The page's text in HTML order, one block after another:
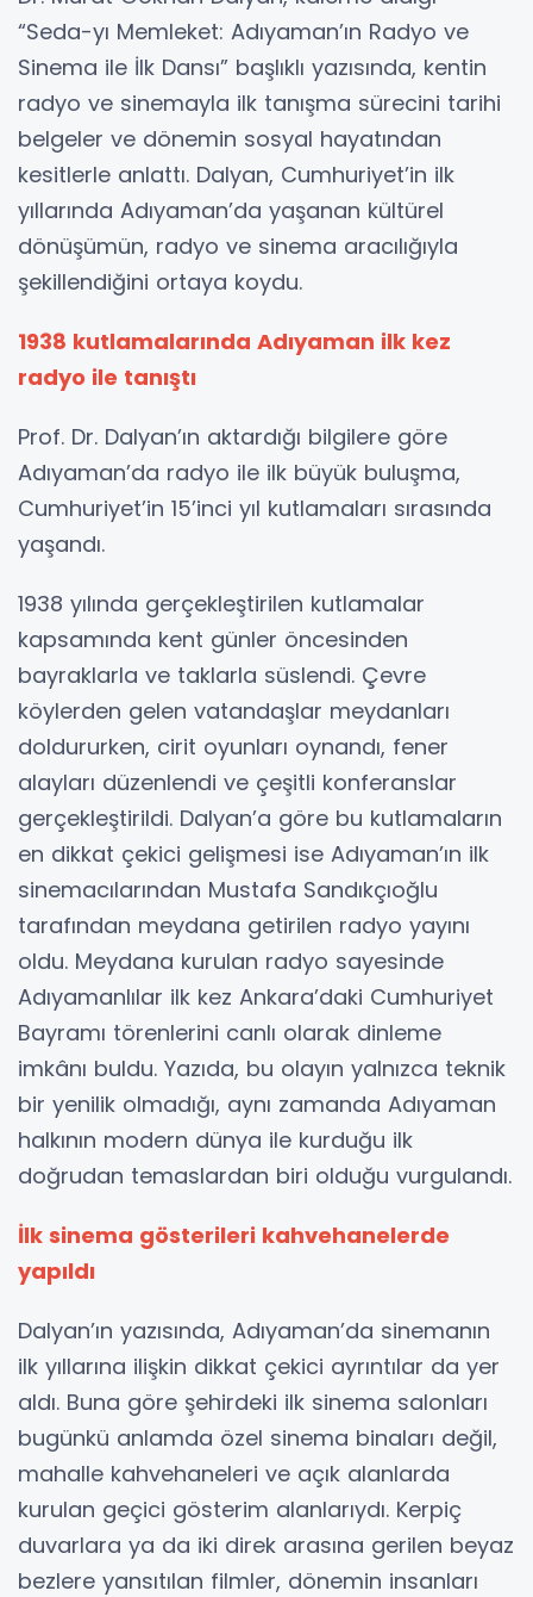
“Seda-yı Memleket: Adıyaman’ın Radyo ve
Sinema ile İlk Dansı” başlıklı yazısında, kentin
radyo ve sinemayla ilk tanışma sürecini tarihi
belgeler ve dönemin sosyal hayatından
kesitlerle anlattı. Dalyan, Cumhuriyet’in ilk
yıllarında Adıyaman’da yaşanan kültürel
dönüşümün, radyo ve sinema aracılığıyla
şekillendiğini ortaya koydu.
1938 kutlamalarında Adıyaman ilk kez
radyo ile tanıştı
Prof. Dr. Dalyan’ın aktardığı bilgilere göre
Adıyaman’da radyo ile ilk büyük buluşma,
Cumhuriyet’in 15’inci yıl kutlamaları sırasında
yaşandı.
1938 yılında gerçekleştirilen kutlamalar
kapsamında kent günler öncesinden
bayraklarla ve taklarla süslendi. Çevre
köylerden gelen vatandaşlar meydanları
doldururken, cirit oyunları oynandı, fener
alayları düzenlendi ve çeşitli konferanslar
gerçekleştirildi. Dalyan’a göre bu kutlamaların
en dikkat çekici gelişmesi ise Adıyaman’ın ilk
sinemacılarından Mustafa Sandıkçıoğlu
tarafından meydana getirilen radyo yayını
oldu. Meydana kurulan radyo sayesinde
Adıyamanlılar ilk kez Ankara’daki Cumhuriyet
Bayramı törenlerini canlı olarak dinleme
imkânı buldu. Yazıda, bu olayın yalnızca teknik
bir yenilik olmadığı, aynı zamanda Adıyaman
halkının modern dünya ile kurduğu ilk
doğrudan temaslardan biri olduğu vurgulandı.
İlk sinema gösterileri kahvehanelerde
yapıldı
Dalyan’ın yazısında, Adıyaman’da sinemanın
ilk yıllarına ilişkin dikkat çekici ayrıntılar da yer
aldı. Buna göre şehirdeki ilk sinema salonları
bugünkü anlamda özel sinema binaları değil,
mahalle kahvehaneleri ve açık alanlarda
kurulan geçici gösterim alanlarıydı. Kerpiç
duvarlara ya da iki direk arasına gerilen beyaz
bezlere yansıtılan filmler, dönemin insanları